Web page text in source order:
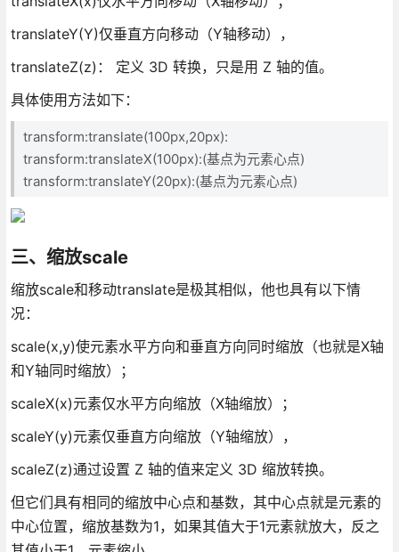
translateY(Y)仅垂直方向移动（Y轴移动），
translateZ(z)： 定义 3D 转换，只是用 Z 轴的值。
具体使用方法如下：
transform:translate(100px,20px):
transform:translateX(100px):(基点为元素心点)
transform:translateY(20px):(基点为元素心点)
三、缩放scale
缩放scale和移动translate是极其相似，他也具有以下情
况：
scale(x,y)使元素水平方向和垂直方向同时缩放（也就是X轴
和Y轴同时缩放）；
scaleX(x)元素仅水平方向缩放（X轴缩放）；
scaleY(y)元素仅垂直方向缩放（Y轴缩放），
scaleZ(z)通过设置 Z 轴的值来定义 3D 缩放转换。
但它们具有相同的缩放中心点和基数，其中心点就是元素的
中心位置，缩放基数为1，如果其值大于1元素就放大，反之